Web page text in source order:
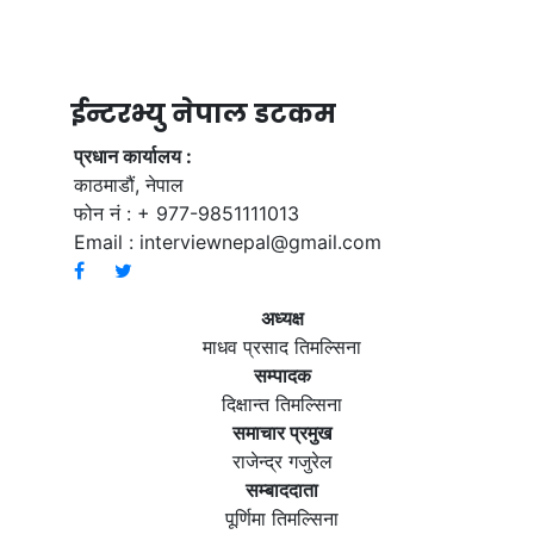
ईन्टरभ्यु नेपाल डटकम
प्रधान कार्यालय :
काठमाडौं, नेपाल
फोन नं : + 977-9851111013
Email : interviewnepal@gmail.com
अध्यक्ष
माधव प्रसाद तिमल्सिना
सम्पादक
दिक्षान्त तिमल्सिना
समाचार प्रमुख
राजेन्द्र गजुरेल
सम्बाददाता
पूर्णिमा तिमल्सिना